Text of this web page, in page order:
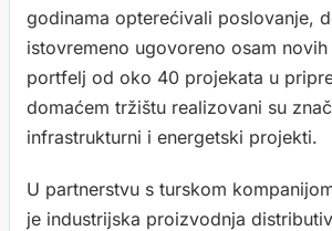
godinama opterećivali poslovanje,
istovremeno ugovoreno osam
portfelj od oko 40 projekata u
domaćem tržištu realizovani su
infrastrukturni i energetski projekti.
U partnerstvu s turskom
je industrijska proizvodnja